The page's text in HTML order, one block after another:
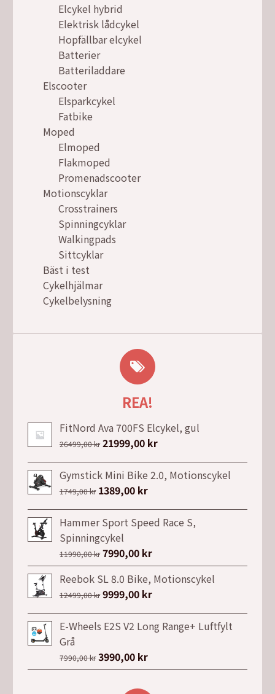
Elcykel hybrid
Elektrisk lådcykel
Hopfällbar elcykel
Batterier
Batteriladdare
Elscooter
Elsparkcykel
Fatbike
Moped
Elmoped
Flakmoped
Promenadscooter
Motionscyklar
Crosstrainers
Spinningcyklar
Walkingpads
Sittcyklar
Bäst i test
Cykelhjälmar
Cykelbelysning
REA!
FitNord Ava 700FS Elcykel, gul
26499,00kr Det
ursprungliga
priset
var:
21999,00 krDet
nuvarande
priset
Gymstick Mini Bike 2.0, Motionscykel
1749,00kr Det
ursprungliga
priset
var:
1749,00 kr.
1389,00 krDet
nuvarande
priset
1389,00 kr.
Hammer Sport Speed Race S,
Spinningcykel
11990,00kr Det
ursprungliga
priset
var:
11990,00 kr.
7990,00 krDet
nuvarande
priset
är:
7990,00 kr.
Reebok SL 8.0 Bike, Motionscykel
12499,00kr Det
ursprungliga
priset
12499,00 kr.
9999,00 krDet
nuvarande
priset
E-Wheels E2S V2 Long Range+ Luftfylt
Grå
7990,00kr Det
ursprungliga
3990,00 krDet
nuvarande